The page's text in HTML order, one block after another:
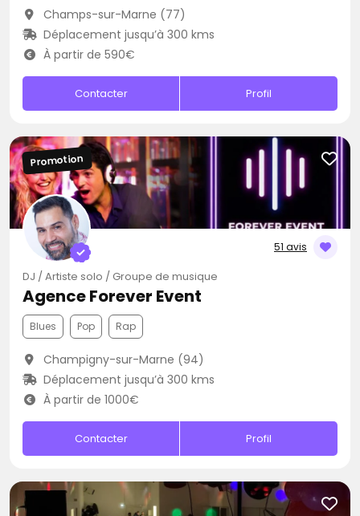
Champs-sur-Marne (77)
Déplacement jusqu’à 300 kms
À partir de 590€
Contacter Profil
51 avis
Promotion
DJ / Artiste solo / Groupe de musique
Agence Forever Event
Blues Pop Rap
Champigny-sur-Marne (94)
Déplacement jusqu’à 300 kms
À partir de 1000€
Contacter Profil